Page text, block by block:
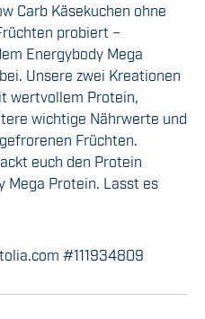
Carb Käsekuchen ohne
probiert –
Energybody Mega
Unsere zwei Kreationen
wertvollem Protein,
wichtige Nährwerte und
Früchten.
euch den Protein
Mega Protein. Lasst es
#111934809